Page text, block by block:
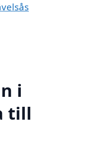
i
till